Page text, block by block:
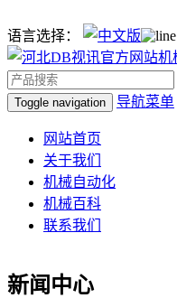
语言选择：
Toggle navigation 导航菜单
网站首页
关于我们
机械自动化
机械百科
联系我们
新闻中心